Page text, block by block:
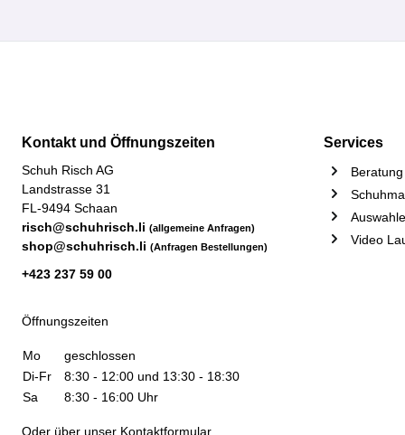
Kontakt und Öffnungszeiten
Schuh Risch AG
Landstrasse 31
FL-9494 Schaan
risch@schuhrisch.li (allgemeine Anfragen)
shop@schuhrisch.li (Anfragen Bestellungen)
+423 237 59 00
Öffnungszeiten
Mo
geschlossen
Di-Fr
8:30 - 12:00 und 13:30 - 18:30
Sa
8:30 - 16:00 Uhr
Oder über unser Kontaktformular.
Services
Video